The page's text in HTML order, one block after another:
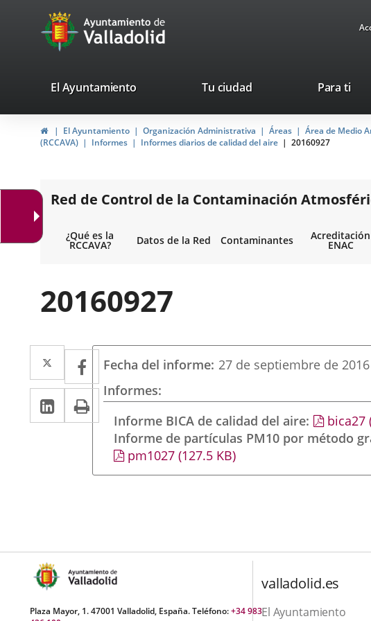
Portal
Web
Ayuntamiento
de
Valladolid
valladolid.es
El Ayuntamiento Tu ciudad Para ti
HomeEl Ayuntamiento Organización Administrativa Áreas Área de Medio
(RCCAVA)
Informes Informes diarios de calidad del aire 20160927
Red de Control de la Contaminación
¿Qué es la
RCCAVA? Datos de la Red Contaminantes Acreditación
ENAC
20160927
Twitter
Enlace
a
una
aplicación
externa.
Facebook
Enlace
a
una
aplicación
externa.
Linkedin
Enlace
a
aplicación
Print
Fecha del informe 27 de septiembre de 2016
Informes
Informe BICA de calidad del aire
bica27
Informe de partículas PM10 por método
pm1027(127.5 KB)
Plaza Mayor, 1. 47001 Valladolid, España. Teléfono:+34 983
valladolid.es
El Ayuntamiento